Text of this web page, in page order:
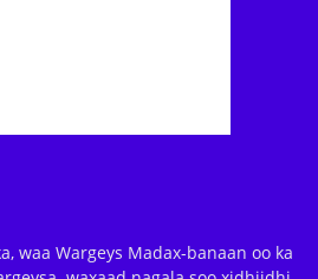
waa Wargeys Madax-banaan oo ka